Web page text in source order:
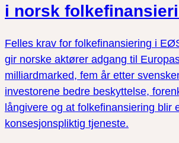
i norsk
Felles krav for folkefinansiering i
gir norske aktører adgang til
milliardmarked, fem år etter
investorene bedre beskyttelse,
långivere og at folkefinansiering blir
konsesjonspliktig tjeneste.